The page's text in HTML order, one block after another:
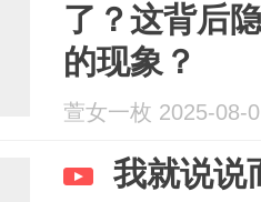
了？这背后
的现象？
萱女一枚 2025-08-
我就说说